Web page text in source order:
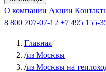
Чебоксарыиз Волгоградаиз
КазаньВ Нижний Новгород
РыбинскНа СоловкиНа
Афанасий Никитин
ФединАлександр
МироновА.С.Попов
О компании Акции
8 800 707-07-12 +7 495 155-
Главная
/из Москвы
/из Москвы на